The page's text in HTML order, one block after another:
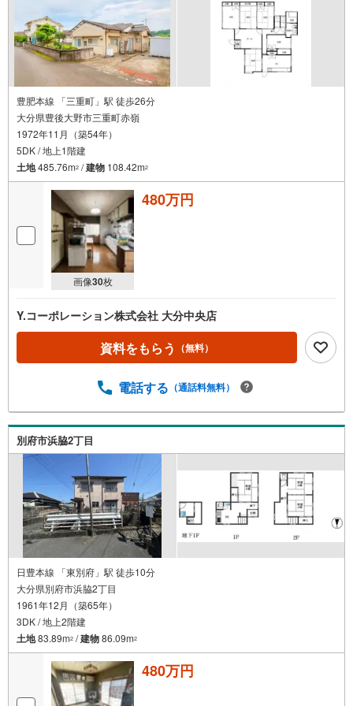
豊肥本線 「三重町」駅 徒歩26分
大分県豊後大野市三重町赤嶺
1972年11月（築54年）
5DK / 地上1階建
土地485.76m2 /建物 108.42m2
画像30枚
480万円
Y.コーポレーション株式会社 大分中央店
資料をもらう （無料）
電話する （通話料無料）
別府市浜脇2丁目
日豊本線 「東別府」駅 徒歩10分
大分県別府市浜脇2丁目
1961年12月（築65年）
3DK / 地上2階建
土地83.89m2 /建物86.09m2
480万円